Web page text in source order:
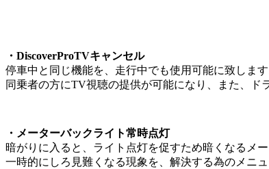
・DiscoverProTVキャンセル
停車中と同じ機能を、走行中でも使用可能に致します
同乗者の方にTV視聴の提供が可能になり、また、ド
・メーターバックライト常時点灯
暗がりに入ると、ライト点灯を促すため暗くなるメー
一時的にしろ見難くなる現象を、解決する為のメニュ